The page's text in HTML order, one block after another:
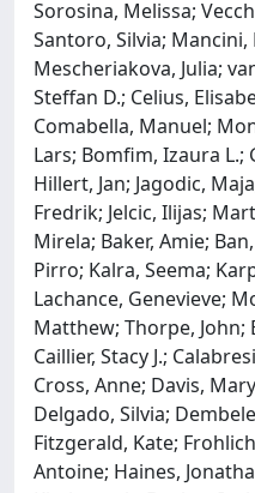
Sorosina, Melissa;
Santoro, Silvia;
Mescheriakova, Julia;
Steffan D.; Celius,
Comabella, Manuel;
Lars; Bomfim, Izaura L.;
Hillert, Jan; Jagodic,
Fredrik; Jelcic, Ilijas;
Mirela; Baker, Amie;
Pirro; Kalra, Seema;
Lachance, Genevieve;
Matthew; Thorpe, John;
Caillier, Stacy J.;
Cross, Anne; Davis,
Delgado, Silvia;
Fitzgerald, Kate;
Antoine; Haines,